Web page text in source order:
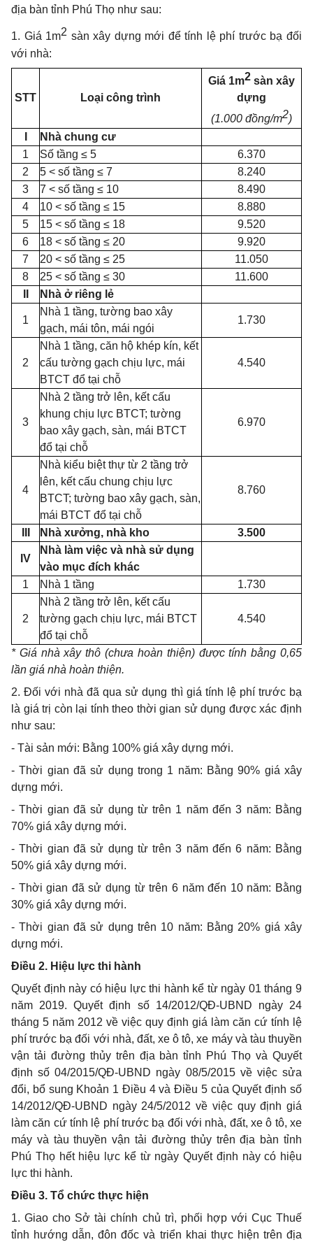
địa bàn tỉnh Phú Thọ như sau:
1. Giá 1m2 sàn xây dựng mới để tính lệ phí trước bạ đối
với nhà:
STT Loại công trình
Giá 1m2 sàn xây
dựng
(1.000 đồng/m2)
Nhà chung cư
1
Số tầng ≤ 5
6.370
2
5 < số tầng ≤ 7
8.240
3
7 < số tầng ≤ 10
8.490
4
10 < số tầng ≤ 15
8.880
5
15 < số tầng ≤ 18
9.520
6
18 < số tầng ≤ 20
9.920
7
20 < số tầng ≤ 25
11.050
8
25 < số tầng ≤ 30
11.600
Nhà ở riêng lẻ
1
Nhà 1 tầng, tường bao xây
gạch, mái tôn, mái ngói
1.730
2
Nhà 1 tầng, căn hộ khép kín, kết
cấu tường gạch chịu lực, mái
BTCT đổ tại chỗ
4.540
3
Nhà 2 tầng trở lên, kết cấu
khung chịu lực BTCT; tường
bao xây gạch, sàn, mái BTCT
đổ tại chỗ
6.970
4
Nhà kiểu biệt thự từ 2 tầng trở
lên, kết cấu chung chịu lực
BTCT; tường bao xây gạch, sàn,
mái BTCT đổ tại chỗ
8.760
Nhà xưởng, nhà kho 3.500
IV
Nhà làm việc và nhà sử dụng
vào mục đích khác
1
Nhà 1 tầng 1.730
2
Nhà 2 tầng trở lên, kết cấu
tường gạch chịu lực, mái BTCT
đổ tại chỗ
4.540
* Giá nhà xây thô (chưa hoàn thiện) được tính bằng 0,65
lần giá nhà hoàn thiện.
2. Đối với nhà đã qua sử dụng thì giá tính lệ phí trước bạ
là giá trị còn lại tính theo thời gian sử dụng được xác định
như sau:
- Tài sản mới: Bằng 100% giá xây dựng mới.
- Thời gian đã sử dụng trong 1 năm: Bằng 90% giá xây
dựng mới.
- Thời gian đã sử dụng từ trên 1 năm đến 3 năm: Bằng
70% giá xây dựng mới.
- Thời gian đã sử dụng từ trên 3 năm đến 6 năm: Bằng
50% giá xây dựng mới.
- Thời gian đã sử dụng từ trên 6 năm đến 10 năm: Bằng
30% giá xây dựng mới.
- Thời gian đã sử dụng trên 10 năm: Bằng 20% giá xây
dựng mới.
Điều 2. Hiệu lực thi hành
Quyết định này có hiệu lực thi hành kể từ ngày 01 tháng 9
năm 2019. Quyết định số 14/2012/QĐ-UBND ngày 24
tháng 5 năm 2012 về việc quy định giá làm căn cứ tính lệ
phí trước bạ đối với nhà, đất, xe ô tô, xe máy và tàu thuyền
vận tải đường thủy trên địa bàn tỉnh Phú Thọ và Quyết
định số 04/2015/QĐ-UBND ngày 08/5/2015 về việc sửa
đổi, bổ sung Khoản 1 Điều 4 và Điều 5 của Quyết định số
14/2012/QĐ-UBND ngày 24/5/2012 về việc quy định giá
làm căn cứ tính lệ phí trước bạ đối với nhà, đất, xe ô tô, xe
máy và tàu thuyền vận tải đường thủy trên địa bàn tỉnh
Phú Thọ hết hiệu lực kể từ ngày Quyết định này có hiệu
lực thi hành.
Điều 3. Tổ chức thực hiện
1. Giao cho Sở tài chính chủ trì, phối hợp với Cục Thuế
tỉnh hướng dẫn, đôn đốc và triển khai thực hiện trên địa